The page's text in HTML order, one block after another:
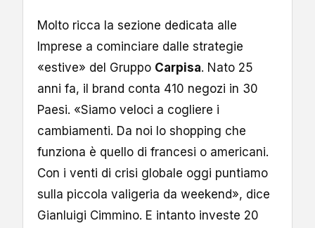
Molto ricca la sezione dedicata alle
Imprese a cominciare dalle strategie
«estive» del Gruppo Carpisa. Nato 25
anni fa, il brand conta 410 negozi in 30
Paesi. «Siamo veloci a cogliere i
cambiamenti. Da noi lo shopping che
funziona è quello di francesi o americani.
Con i venti di crisi globale oggi puntiamo
sulla piccola valigeria da weekend», dice
Gianluigi Cimmino. E intanto investe 20